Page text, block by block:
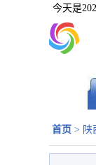
今天是
首页 > 陕